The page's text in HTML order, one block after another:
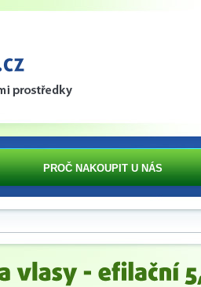
PROČ NAKOUPIT U NÁS